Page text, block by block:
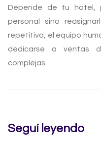
Depende de tu hotel,
personal sino
repetitivo, el equipo
dedicarse a ventas
complejas.
Seguí leyendo